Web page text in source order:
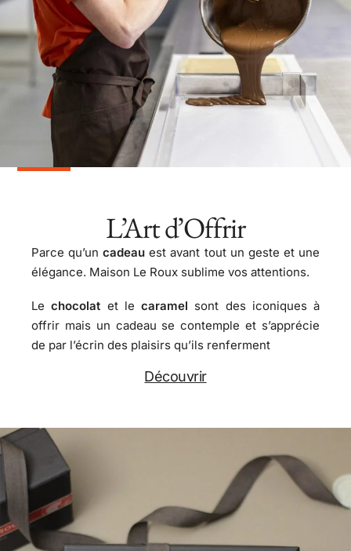
L’Art d’Offrir
Parce qu’uncadeau est avant tout un geste et une
élégance. Maison Le Roux sublime vos attentions.
Lechocolat et le caramel sont des iconiques à
offrir mais un cadeau se contemple et s’apprécie
de par l’écrin des plaisirs qu’ils renferment
Découvrir